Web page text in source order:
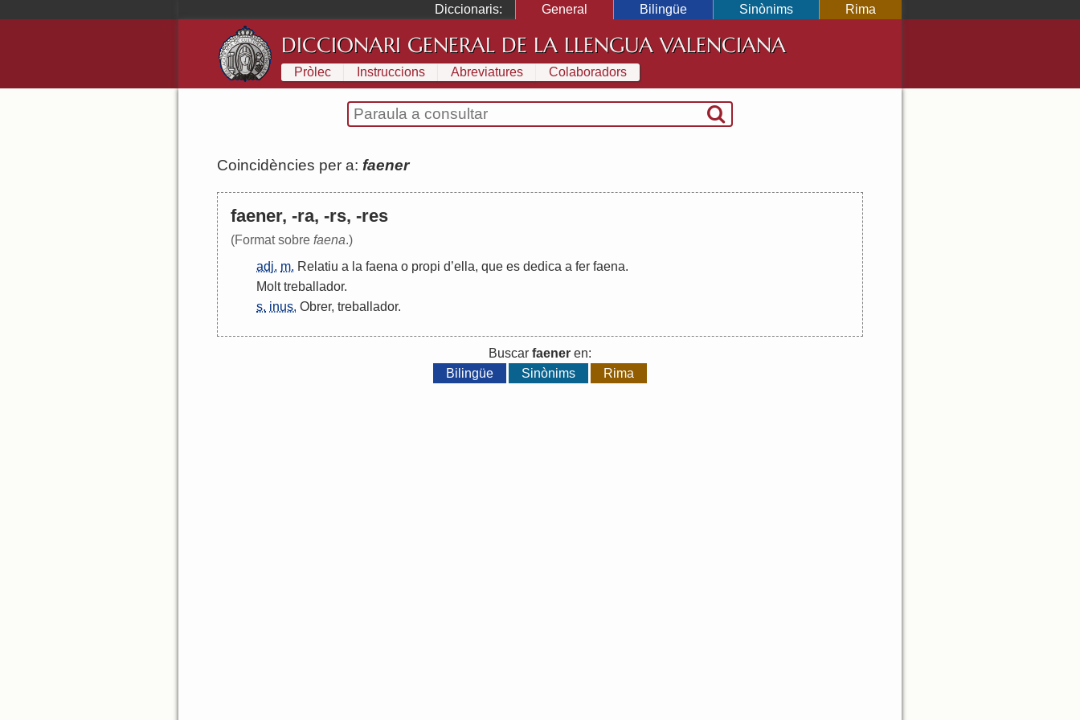
Diccionaris: General Bilingüe Sinònims Rima
DICCIONARI GENERAL DE LA LLENGUA VALENCIANA
Pròlec Instruccions Abreviatures Colaboradors
Coincidències per a: faener
faener, -ra, -rs, -res
(Format sobre faena.)
adj. m. Relatiu a la faena o propi d’ella, que es dedica a fer faena.
Molt treballador.
s. inus. Obrer, treballador.
Buscar faener en:
Bilingüe
Sinònims Rima